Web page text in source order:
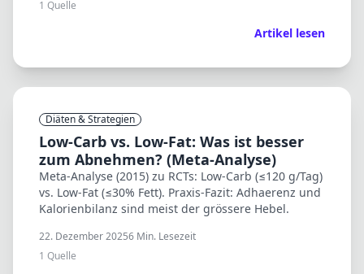
1 Quelle
Artikel lesen
Diäten & Strategien
Low-Carb vs. Low-Fat: Was ist besser
zum Abnehmen? (Meta-Analyse)
Meta-Analyse (2015) zu RCTs: Low-Carb (≤120 g/Tag)
vs. Low-Fat (≤30% Fett). Praxis-Fazit: Adhaerenz und
Kalorienbilanz sind meist der grössere Hebel.
22. Dezember 20256 Min. Lesezeit
1 Quelle